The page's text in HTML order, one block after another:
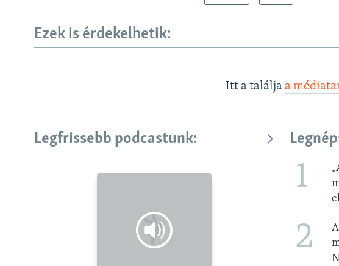
Ezek is érdekelhetik:
Itt a találja a
Legfrissebb podcastunk:
1
2